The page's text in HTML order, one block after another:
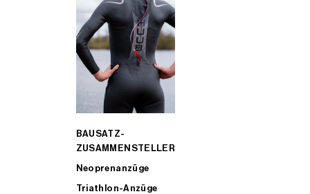
BAUSATZ-
ZUSAMMENSTELLER
Neoprenanzüge
Triathlon-Anzüge